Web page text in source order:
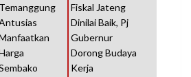
Temanggung
Fiskal Jateng
Dinilai Baik, Pj
Gubernur
Dorong Budaya
Kerja